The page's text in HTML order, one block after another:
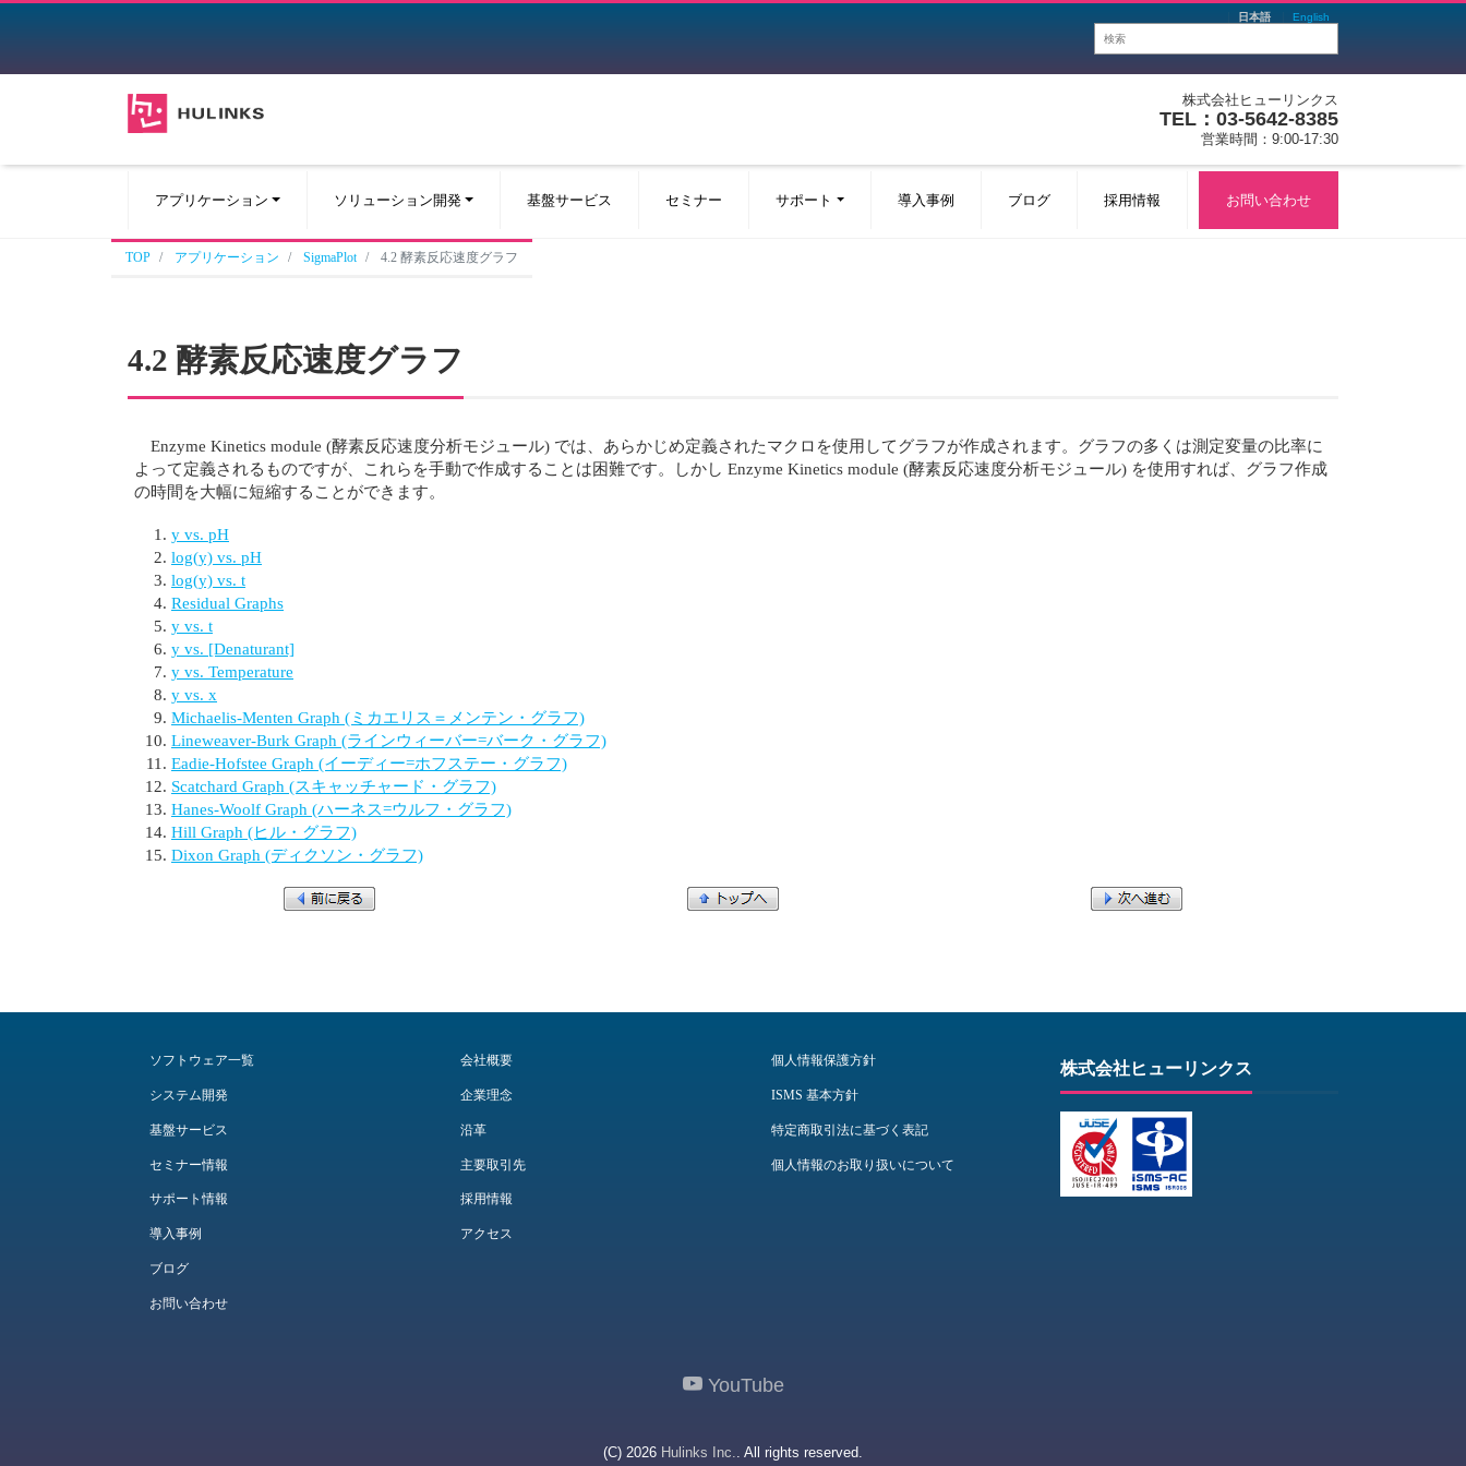
日本語 English
株式会社ヒューリンクス
TEL：03-5642-8385
営業時間：9:00-17:30
アプリケーション ソリューション開発 基盤サービス セミナー サポート 導入事例 ブログ 採用情報 お問い合わせ
TOP アプリケーション SigmaPlot 4.2 酵素反応速度グラフ
4.2 酵素反応速度グラフ
Enzyme Kinetics module (酵素反応速度分析モジュール) では、あらかじめ定義されたマクロを使用してグラフが作成されます。グラフの多くは測定変量の比率に
よって定義されるものですが、これらを手動で作成することは困難です。しかし Enzyme Kinetics module (酵素反応速度分析モジュール) を使用すれば、グラフ作成
の時間を大幅に短縮することができます。
y vs. pH
log(y) vs. pH
log(y) vs. t
Residual Graphs
y vs. t
y vs. [Denaturant]
y vs. Temperature
y vs. x
Michaelis-Menten Graph (ミカエリス＝メンテン・グラフ)
Lineweaver-Burk Graph (ラインウィーバー=バーク・グラフ)
Eadie-Hofstee Graph (イーディー=ホフステー・グラフ)
Scatchard Graph (スキャッチャード・グラフ)
Hanes-Woolf Graph (ハーネス=ウルフ・グラフ)
Hill Graph (ヒル・グラフ)
Dixon Graph (ディクソン・グラフ)
ソフトウェア一覧
システム開発
基盤サービス
セミナー情報
サポート情報
導入事例
ブログ
お問い合わせ
会社概要
企業理念
沿革
主要取引先
採用情報
アクセス
個人情報保護方針
ISMS 基本方針
特定商取引法に基づく表記
個人情報のお取り扱いについて
株式会社ヒューリンクス
YouTube
(C) 2026 Hulinks Inc. . All rights reserved.